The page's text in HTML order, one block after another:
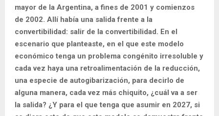
mayor de la Argentina, a fines de 2001 y comienzos
de 2002. Allí había una salida frente a la
convertibilidad: salir de la convertibilidad. En el
escenario que planteaste, en el que este modelo
económico tenga un problema congénito irresoluble y
cada vez haya una retroalimentación de la reducción,
una especie de autogibarización, para decirlo de
alguna manera, cada vez más chiquito, ¿cuál va a ser
la salida? ¿Y para el que tenga que asumir en 2027, si